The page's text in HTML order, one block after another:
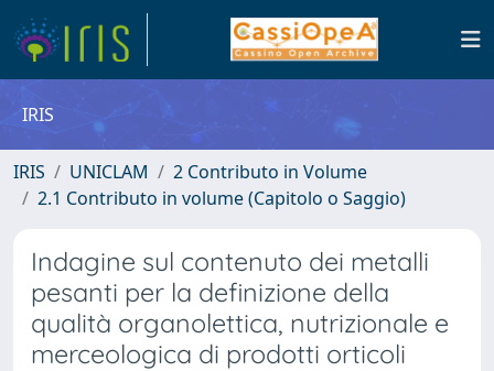
IRIS
IRIS UNICLAM
2 Contributo in Volume
2.1 Contributo in volume (Capitolo o Saggio)
Indagine sul contenuto dei metalli
pesanti per la definizione della
qualità organolettica, nutrizionale e
merceologica di prodotti orticoli